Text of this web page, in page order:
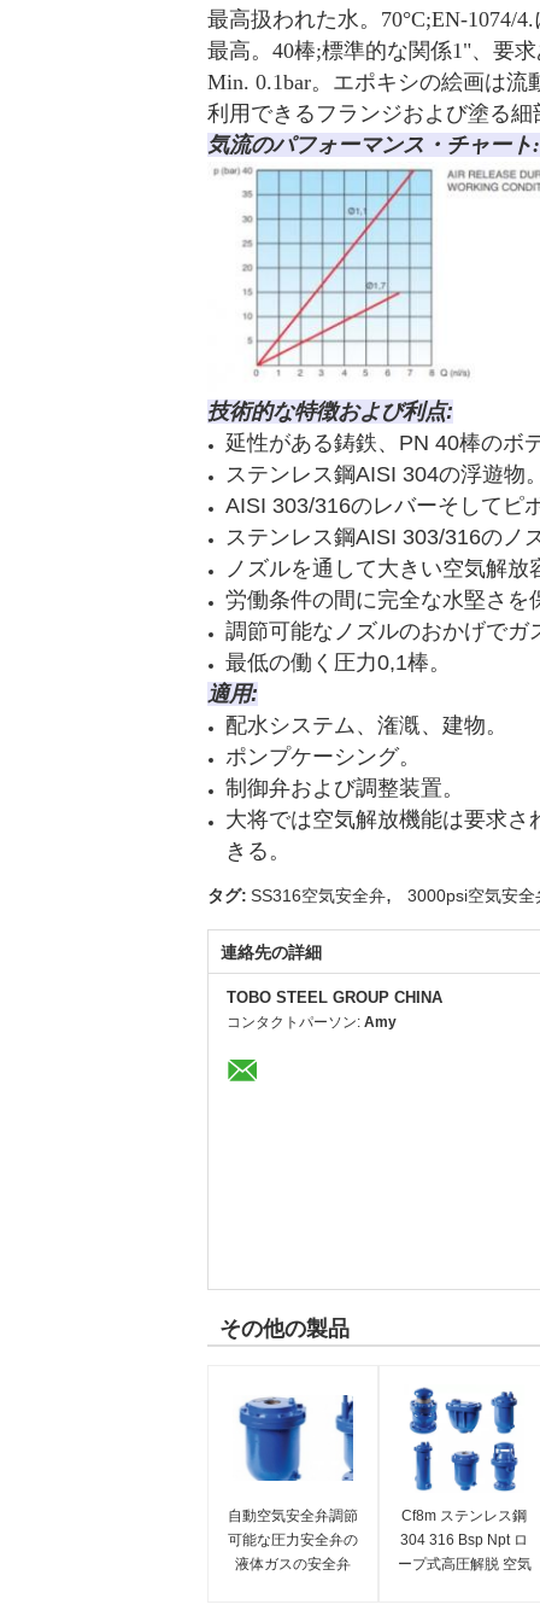
最高扱われた水。70°C;EN-1074/
最高。40棒;標準的な関係1"、要
Min. 0.1bar。エポキシの絵画は
利用できるフランジおよび塗る
気流のパフォーマンス・チャート:
技術的な特徴および利点:
延性がある鋳鉄、PN 40棒のボ
ステンレス鋼AISI 304の浮遊物
AISI 303/316のレバーそしてピ
ステンレス鋼AISI 303/316のノ
ノズルを通して大きい空気解
労働条件の間に完全な水堅さを
調節可能なノズルのおかげでガ
最低の働く圧力0,1棒。
適用:
配水システム、潅漑、建物。
ポンプケーシング。
制御弁および調整装置。
大将では空気解放機能は要求
きる。
タグ: SS316空気安全弁, 3000psi空気安全
連絡先の詳細
TOBO STEEL GROUP CHINA
コンタクトパーソン: Amy
その他の製品
自動空気安全弁調節
可能な圧力安全弁の
液体ガスの安全弁
Cf8m ステンレス鋼
304 316 Bsp Npt ロ
ープ式高圧解脱 空気